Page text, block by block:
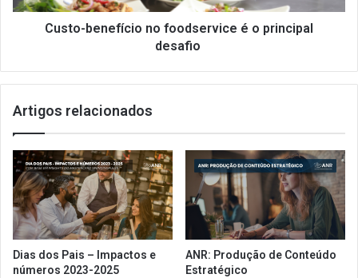
Custo-benefício no foodservice é o principal
desafio
Artigos relacionados
Dias dos Pais – Impactos e
números 2023-2025
ANR: Produção de Conteúdo
Estratégico